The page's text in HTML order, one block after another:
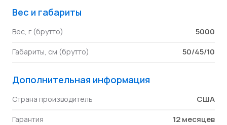
Вес и габариты
Вес, г (брутто) 5000
Габариты, см (брутто) 50/45/10
Дополнительная информация
Страна производитель США
Гарантия 12 месяцев